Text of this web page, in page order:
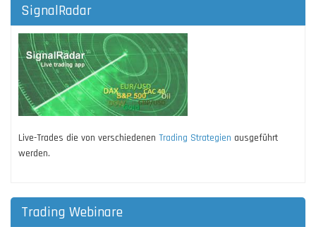
SignalRadar
Live-Trades die von verschiedenen Trading Strategien ausgeführt
werden.
Trading Webinare